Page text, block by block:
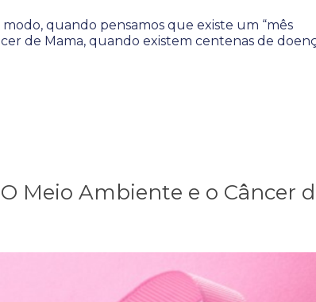
quando pensamos que existe um “mês
de Mama, quando existem centenas de
Meio Ambiente e o Câncer